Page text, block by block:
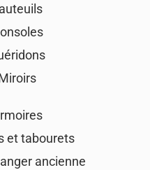
et tabourets
ancienne